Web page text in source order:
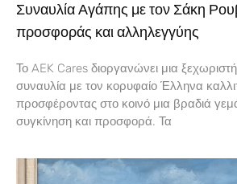
Συναυλία Αγάπης με τον Σάκη
προσφοράς και αλληλεγγύης
Το AEK Cares διοργανώνει μια
συναυλία με τον κορυφαίο Έλληνα
προσφέροντας στο κοινό μια βραδιά
συγκίνηση και προσφορά. Τα